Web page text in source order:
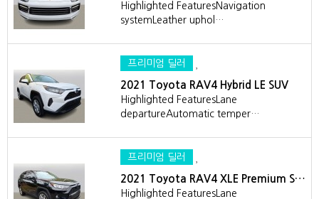
Highlighted FeaturesNavigation
systemLeather uphol…
프리미엄 딜러
2021 Toyota RAV4 Hybrid LE SUV
Highlighted FeaturesLane
departureAutomatic temper…
프리미엄 딜러
2021 Toyota RAV4 XLE Premium S…
Highlighted FeaturesLane